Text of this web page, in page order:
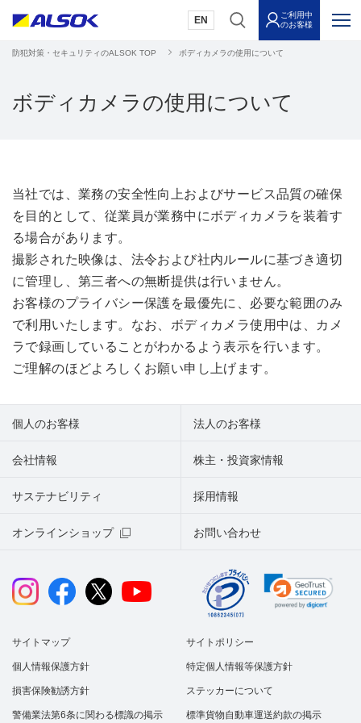
EN
ご利用中
のお客様
防犯対策・セキュリティのALSOK TOP ボディカメラの使用について
ボディカメラの使用について
当社では、業務の安全性向上およびサービス品質の確保
を目的として、従業員が業務中にボディカメラを装着す
る場合があります。
撮影された映像は、法令および社内ルールに基づき適切
に管理し、第三者への無断提供は行いません。
お客様のプライバシー保護を最優先に、必要な範囲のみ
で利用いたします。なお、ボディカメラ使用中は、カメ
ラで録画していることがわかるよう表示を行います。
ご理解のほどよろしくお願い申し上げます。
個人のお客様 法人のお客様
会社情報 株主・投資家情報
サステナビリティ
オンラインショップ お問い合わせ
採用情報
サイトマップ サイトポリシー
個人情報保護方針 特定個人情報等保護方針
損害保険勧誘方針 ステッカーについて
警備業法第6条に関わる標識の掲示 標準貨物自動車運送約款の掲示